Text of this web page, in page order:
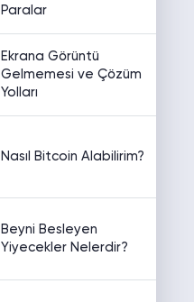
Paralar
Ekrana Görüntü
Gelmemesi ve Çözüm
Yolları
Nasıl Bitcoin Alabilirim?
Beyni Besleyen
Yiyecekler Nelerdir?